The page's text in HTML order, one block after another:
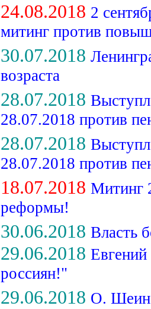
24.08.2018 2
митинг против
30.07.2018
возраста
28.07.2018
28.07.2018 против
28.07.2018
28.07.2018 против
18.07.2018 Митинг
реформы!
30.06.2018 Власть
29.06.2018
россиян!"
29.06.2018 О.